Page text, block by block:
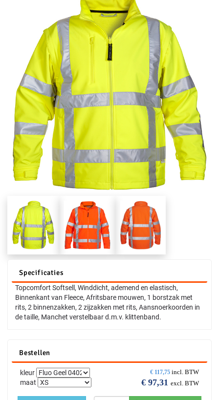
Specificaties
Topcomfort Softsell, Winddicht, ademend en elastisch,
Binnenkant van Fleece, Afritsbare mouwen, 1 borstzak met
rits, 2 binnenzakken, 2 zijzakken met rits, Aansnoerkoorden in
de taille, Manchet verstelbaar d.m.v. klittenband.
Bestellen
€ 117,75 incl. BTW
€ 97,31 excl. BTW
kleur
maat